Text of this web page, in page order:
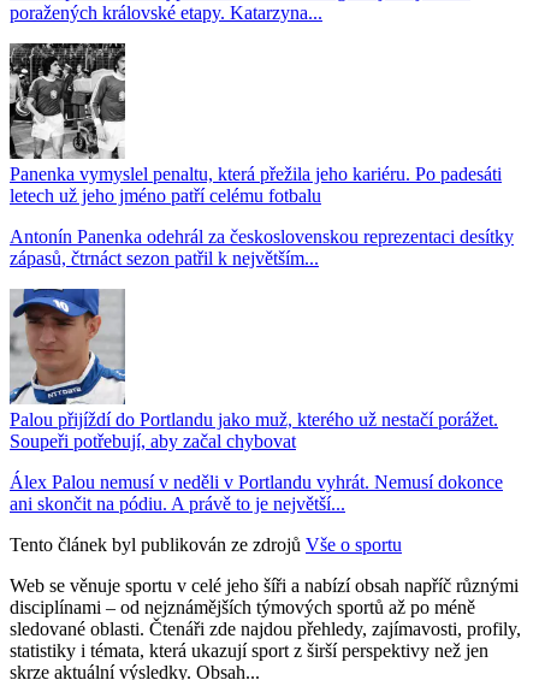
poražených královské etapy. Katarzyna...
Panenka vymyslel penaltu, která přežila jeho kariéru. Po padesáti
letech už jeho jméno patří celému fotbalu
Antonín Panenka odehrál za československou reprezentaci desítky
zápasů, čtrnáct sezon patřil k největším...
Palou přijíždí do Portlandu jako muž, kterého už nestačí porážet.
Soupeři potřebují, aby začal chybovat
Álex Palou nemusí v neděli v Portlandu vyhrát. Nemusí dokonce
ani skončit na pódiu. A právě to je největší...
Tento článek byl publikován ze zdrojů Vše o sportu
Web se věnuje sportu v celé jeho šíři a nabízí obsah napříč různými
disciplínami – od nejznámějších týmových sportů až po méně
sledované oblasti. Čtenáři zde najdou přehledy, zajímavosti, profily,
statistiky i témata, která ukazují sport z širší perspektivy než jen
skrze aktuální výsledky. Obsah...